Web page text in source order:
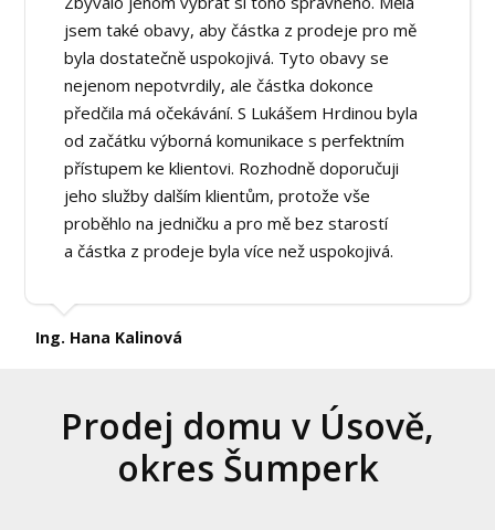
jsem také obavy, aby částka z prodeje pro mě
byla dostatečně uspokojivá. Tyto obavy se
nejenom nepotvrdily, ale částka dokonce
předčila má očekávání. S Lukášem Hrdinou byla
od začátku výborná komunikace s perfektním
přístupem ke klientovi. Rozhodně doporučuji
jeho služby dalším klientům, protože vše
proběhlo na jedničku a pro mě bez starostí
a částka z prodeje byla více než uspokojivá.
Ing. Hana Kalinová
Prodej domu v Úsově,
okres Šumperk